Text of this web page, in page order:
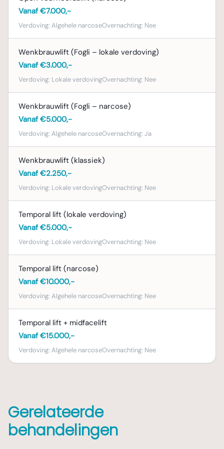
Vanaf €7.000,-
Verdoving: Algehele narcoseOvernachting: Nee
Wenkbrauwlift (Fogli – lokale verdoving)
Vanaf €3.000,-
Verdoving: Lokale verdovingOvernachting: Nee
Wenkbrauwlift (Fogli – narcose)
Vanaf €5.000,-
Verdoving: Algehele narcoseOvernachting: Ja
Wenkbrauwlift (klassiek)
Vanaf €2.250,-
Verdoving: Lokale verdovingOvernachting: Nee
Temporal lift (lokale verdoving)
Vanaf €5.000,-
Verdoving: Lokale verdovingOvernachting: Nee
Temporal lift (narcose)
Vanaf €10.000,-
Verdoving: Algehele narcoseOvernachting: Nee
Temporal lift + midfacelift
Vanaf €15.000,-
Verdoving: Algehele narcoseOvernachting: Nee
Gerelateerde
behandelingen